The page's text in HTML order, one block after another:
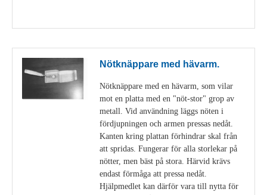
Nötknäppare med hävarm.
Nötknäppare med en hävarm, som vilar
mot en platta med en "nöt-stor" grop av
metall. Vid användning läggs nöten i
fördjupningen och armen pressas nedåt.
Kanten kring plattan förhindrar skal från
att spridas. Fungerar för alla storlekar på
nötter, men bäst på stora. Härvid krävs
endast förmåga att pressa nedåt.
Hjälpmedlet kan därför vara till nytta för